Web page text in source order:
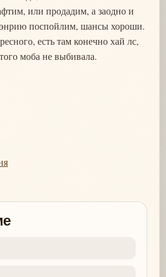
или продадим, а заодно и
поспойлим, шансы хороши.
есть там конечно хай лс,
моба не выбивала.